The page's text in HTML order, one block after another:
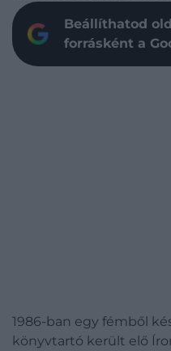
Beállíthatod
forrásként a
1986-ban egy fémből
könyvtartó került elő